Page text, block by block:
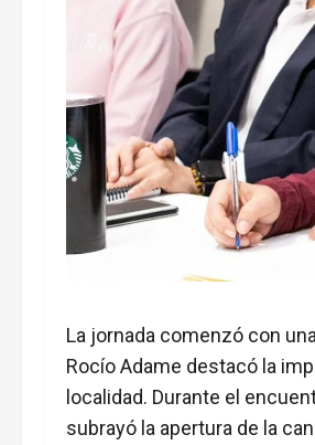
La jornada comenzó con
Rocío Adame destacó la
localidad. Durante el
subrayó la apertura de la